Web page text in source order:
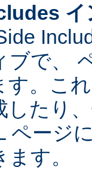
イ
ブで、
す。こ
したり
ページ
す。